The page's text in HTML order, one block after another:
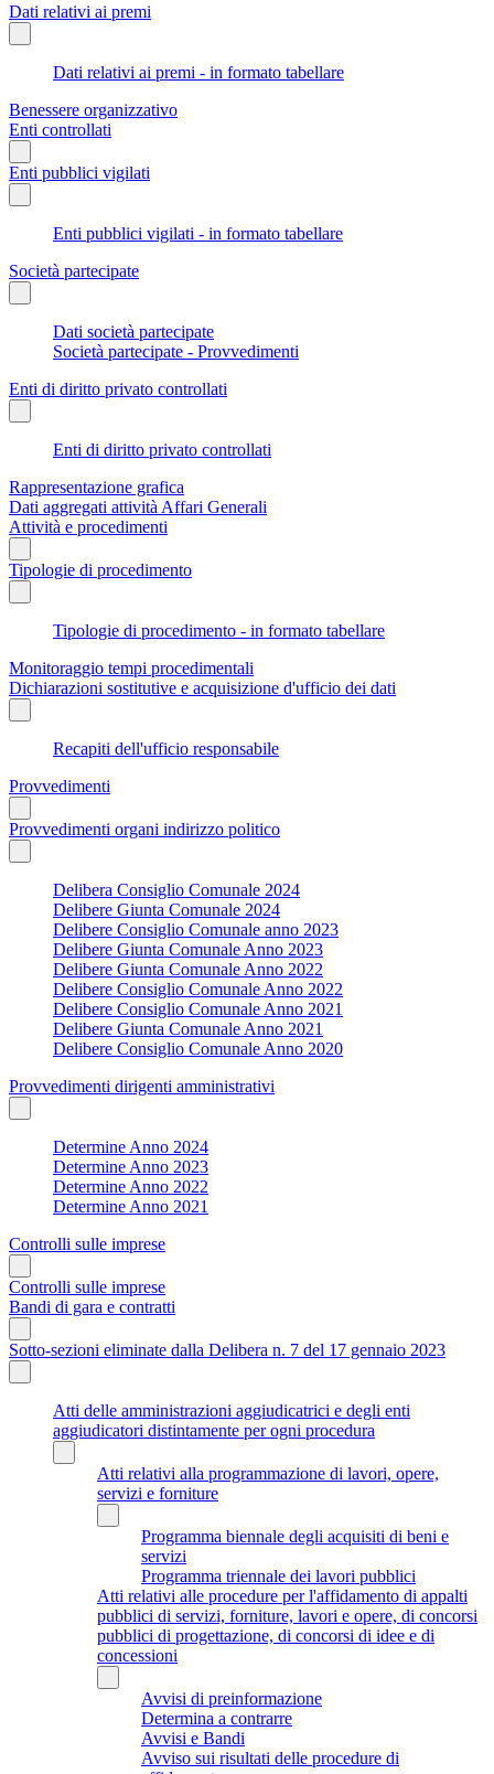
Dati relativi ai premi
Dati relativi ai premi - in formato tabellare
Benessere organizzativo
Enti controllati
Enti pubblici vigilati
Enti pubblici vigilati - in formato tabellare
Società partecipate
Dati società partecipate
Società partecipate - Provvedimenti
Enti di diritto privato controllati
Enti di diritto privato controllati
Rappresentazione grafica
Dati aggregati attività Affari Generali
Attività e procedimenti
Tipologie di procedimento
Tipologie di procedimento - in formato tabellare
Monitoraggio tempi procedimentali
Dichiarazioni sostitutive e acquisizione d'ufficio dei dati
Recapiti dell'ufficio responsabile
Provvedimenti
Provvedimenti organi indirizzo politico
Delibera Consiglio Comunale 2024
Delibere Giunta Comunale 2024
Delibere Consiglio Comunale anno 2023
Delibere Giunta Comunale Anno 2023
Delibere Giunta Comunale Anno 2022
Delibere Consiglio Comunale Anno 2022
Delibere Consiglio Comunale Anno 2021
Delibere Giunta Comunale Anno 2021
Delibere Consiglio Comunale Anno 2020
Provvedimenti dirigenti amministrativi
Determine Anno 2024
Determine Anno 2023
Determine Anno 2022
Determine Anno 2021
Controlli sulle imprese
Controlli sulle imprese
Bandi di gara e contratti
Sotto-sezioni eliminate dalla Delibera n. 7 del 17 gennaio 2023
Atti delle amministrazioni aggiudicatrici e degli enti
aggiudicatori distintamente per ogni procedura
Atti relativi alla programmazione di lavori, opere,
servizi e forniture
Programma biennale degli acquisiti di beni e
servizi
Programma triennale dei lavori pubblici
Atti relativi alle procedure per l'affidamento di appalti
pubblici di servizi, forniture, lavori e opere, di concorsi
pubblici di progettazione, di concorsi di idee e di
concessioni
Avvisi di preinformazione
Determina a contrarre
Avvisi e Bandi
Avviso sui risultati delle procedure di